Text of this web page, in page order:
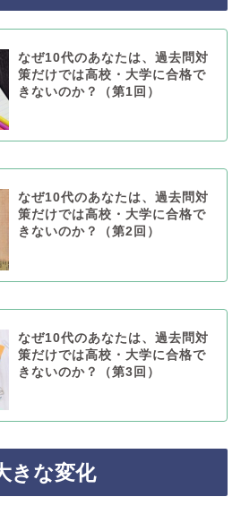
なぜ10代のあなたは、過去問対
策だけでは高校・大学に合格で
きないのか？（第1回）
なぜ10代のあなたは、過去問対
策だけでは高校・大学に合格で
きないのか？（第2回）
なぜ10代のあなたは、過去問対
策だけでは高校・大学に合格で
きないのか？（第3回）
きな変化